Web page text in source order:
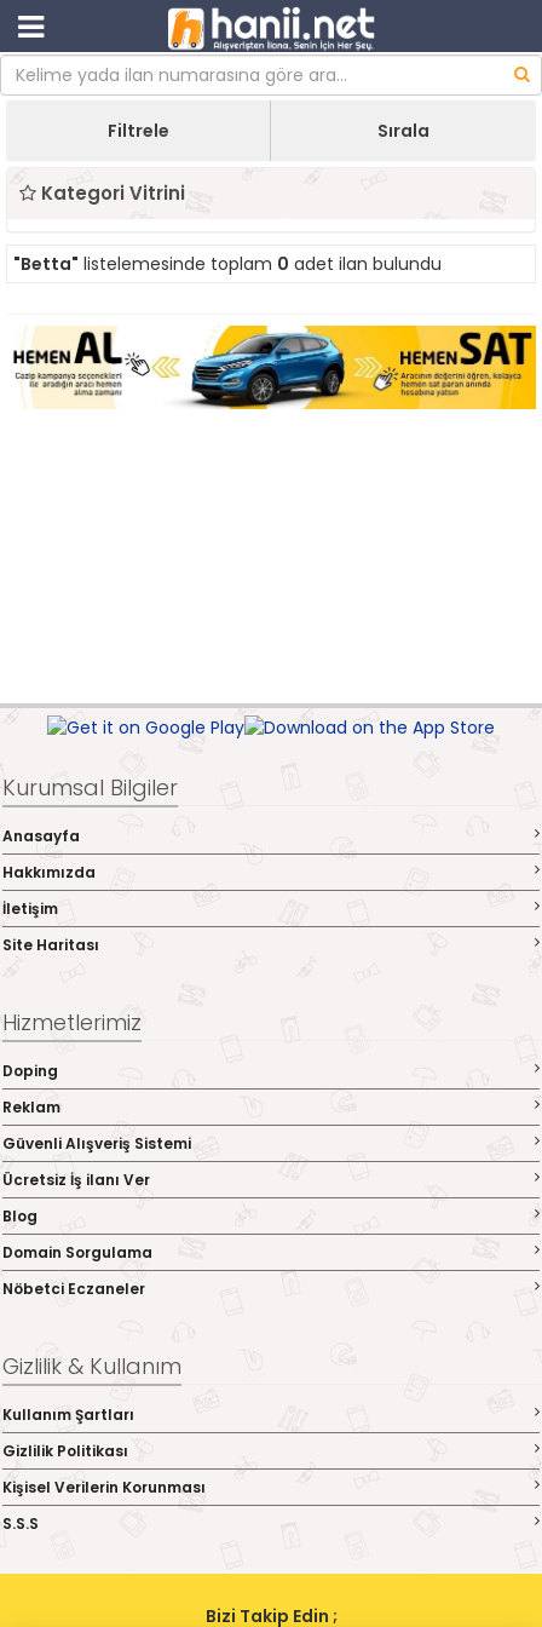
Filtrele Sırala
Kategori Vitrini
"Betta" listelemesinde toplam 0 adet ilan bulundu
Kurumsal Bilgiler
Anasayfa
Hakkımızda
İletişim
Site Haritası
Hizmetlerimiz
Doping
Reklam
Güvenli Alışveriş Sistemi
Ücretsiz İş ilanı Ver
Blog
Domain Sorgulama
Nöbetci Eczaneler
Gizlilik & Kullanım
Kullanım Şartları
Gizlilik Politikası
Kişisel Verilerin Korunması
S.S.S
Bizi Takip Edin ;